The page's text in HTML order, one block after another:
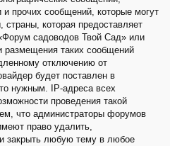
и прочих сообщений, которые могут
которая предоставляет
садоводов Твой Сад» или
размещения таких сообщений
отключению от
будет поставлен в
нужным. IP-адреса всех
проведения такой
что администраторы форумов
право удалить,
закрыть любую тему в любое